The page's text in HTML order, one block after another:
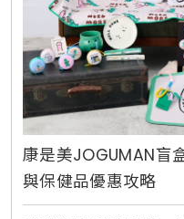
康是美JOGUMAN盲
與保健品優惠攻略